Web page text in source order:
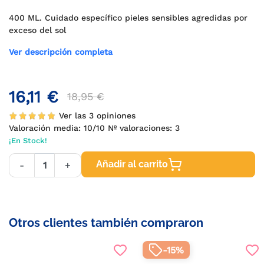
400 ML. Cuidado específico pieles sensibles agredidas por
exceso del sol
Ver descripción completa
16,11 € 18,95 €
Ver las 3 opiniones
Valoración media:10/10 Nº valoraciones:3
¡En Stock!
- + Añadir al carrito
Otros clientes también compraron
-15%